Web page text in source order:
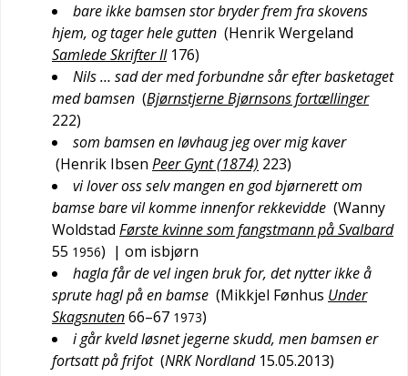
bare ikke bamsen stor bryder frem fra skovens
hjem, og tager hele gutten (Henrik Wergeland
Samlede Skrifter II 176)
Nils … sad der med forbundne sår efter basketaget
med bamsen (Bjørnstjerne Bjørnsons fortællinger
222)
som bamsen en løvhaug jeg over mig kaver
(Henrik Ibsen Peer Gynt (1874) 223)
vi lover oss selv mangen en god bjørnerett om
bamse bare vil komme innenfor rekkevidde (Wanny
Woldstad Første kvinne som fangstmann på Svalbard
55 1956) | om isbjørn
hagla får de vel ingen bruk for, det nytter ikke å
sprute hagl på en bamse (Mikkjel Fønhus Under
Skagsnuten66–67 1973)
i går kveld løsnet jegerne skudd, men bamsen er
fortsatt på frifot (NRK Nordland 15.05.2013)